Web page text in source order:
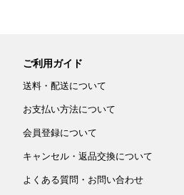
ご利用ガイド
送料・配送について
お支払い方法について
会員登録について
キャンセル・返品交換について
よくある質問・お問い合わせ